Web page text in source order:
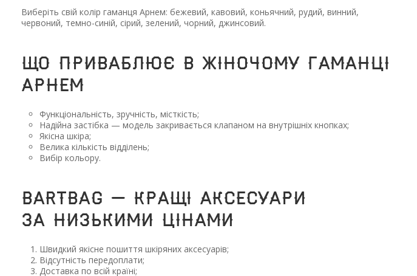
Виберіть свій колір гаманця Арнем: бежевий, кавовий, коньячний, рудий, винний,
червоний, темно-синій, сірий, зелений, чорний, джинсовий.
Що приваблює в жіночому гаманці
арнем
Функціональність, зручність, місткість;
Надійна застібка — модель закривається клапаном на внутрішніх кнопках;
Якісна шкіра;
Велика кількість відділень;
Вибір кольору.
BARTBAG — кращі аксесуари
за низькими цінами
Швидкий якісне пошиття шкіряних аксесуарів;
Відсутність передоплати;
Доставка по всій країні;